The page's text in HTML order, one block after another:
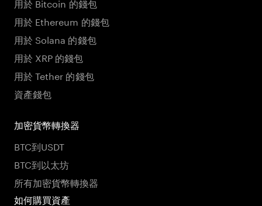
用於 Ethereum 的錢包
用於 Solana 的錢包
用於 XRP 的錢包
用於 Tether 的錢包
資產錢包
加密貨幣轉換器
BTC到USDT
BTC到以太坊
所有加密貨幣轉換器
如何購買資產